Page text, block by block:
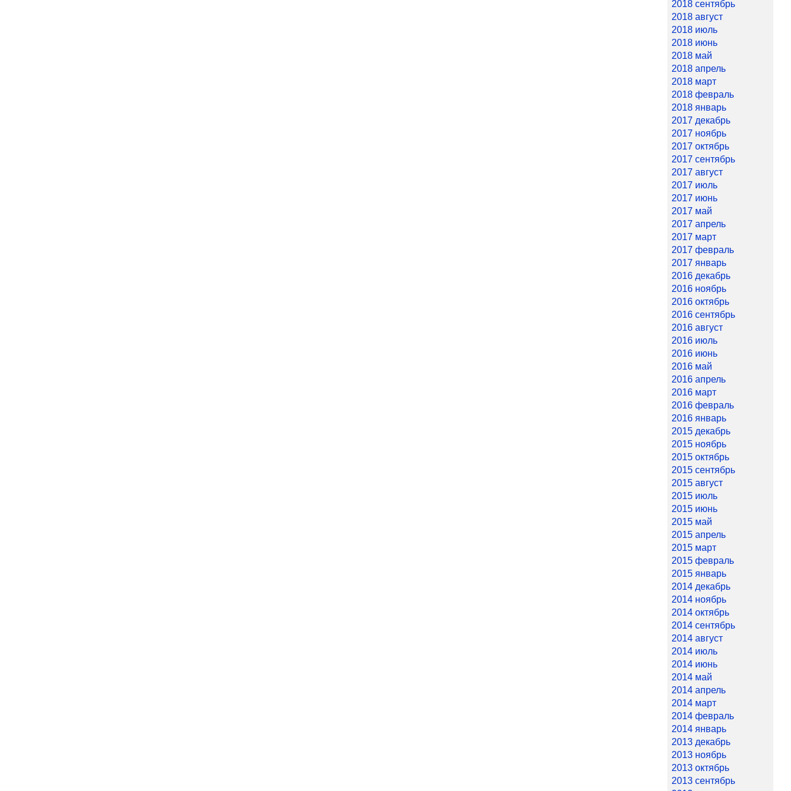
2018 сентябрь
2018 август
2018 июль
2018 июнь
2018 май
2018 апрель
2018 март
2018 февраль
2018 январь
2017 декабрь
2017 ноябрь
2017 октябрь
2017 сентябрь
2017 август
2017 июль
2017 июнь
2017 май
2017 апрель
2017 март
2017 февраль
2017 январь
2016 декабрь
2016 ноябрь
2016 октябрь
2016 сентябрь
2016 август
2016 июль
2016 июнь
2016 май
2016 апрель
2016 март
2016 февраль
2016 январь
2015 декабрь
2015 ноябрь
2015 октябрь
2015 сентябрь
2015 август
2015 июль
2015 июнь
2015 май
2015 апрель
2015 март
2015 февраль
2015 январь
2014 декабрь
2014 ноябрь
2014 октябрь
2014 сентябрь
2014 август
2014 июль
2014 июнь
2014 май
2014 апрель
2014 март
2014 февраль
2014 январь
2013 декабрь
2013 ноябрь
2013 октябрь
2013 сентябрь